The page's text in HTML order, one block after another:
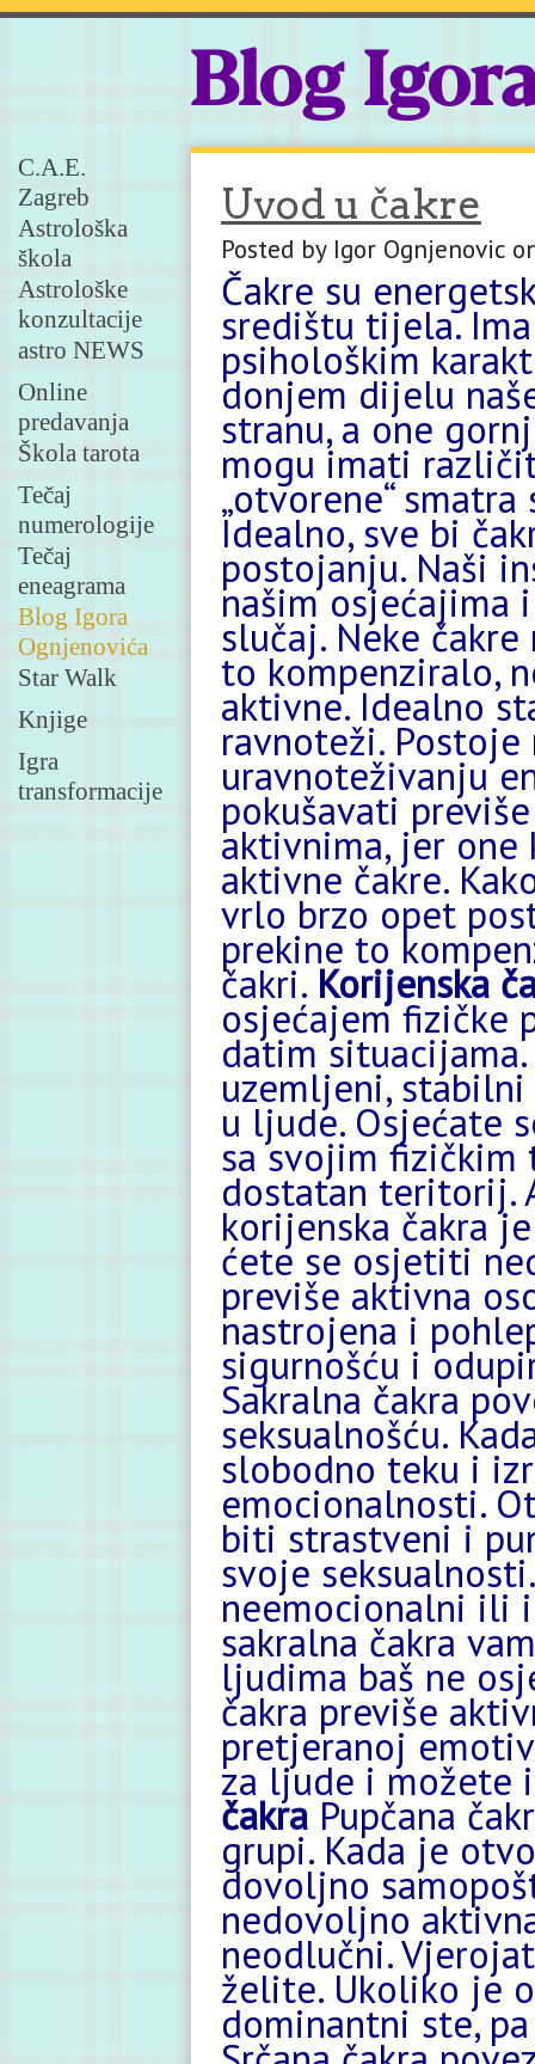
Blog
C.A.E.
Zagreb
Astrološka
škola
Astrološke
konzultacije
astro NEWS
Online
predavanja
Škola tarota
Tečaj
numerologije
Tečaj
eneagrama
Blog Igora
Ognjenovića
Star Walk
Knjige
Igra
transformacije
Uvod u čakre
Posted by Igor Ognjenovic
Čakre su
središtu tijela.
psihološkim
donjem dijelu
stranu, a one
mogu imati
„otvorene“
Idealno, sve bi
postojanju. Naši
našim osjećajima
slučaj. Neke
to kompenziralo,
aktivne. Idealno
ravnoteži.
uravnoteživanju
pokušavati
aktivnima, jer
aktivne čakre.
vrlo brzo opet
prekine to
čakri. Korijenska
osjećajem fizičke
datim
uzemljeni,
u ljude. Osjećate
sa svojim
dostatan teritorij.
korijenska čakra
ćete se osjetiti
previše aktivna
nastrojena i
sigurnošću i
Sakralna čakra
seksualnošću.
slobodno teku i
emocionalnosti.
biti strastveni i
svoje
neemocionalni ili
sakralna čakra
ljudima baš ne
čakra previše
pretjeranoj
za ljude i možete
čakra Pupčana
grupi. Kada je
dovoljno
nedovoljno
neodlučni.
želite. Ukoliko je
dominantni ste,